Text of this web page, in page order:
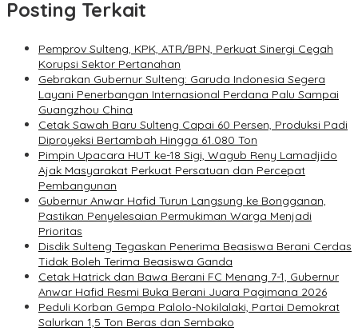
Posting Terkait
Pemprov Sulteng, KPK, ATR/BPN, Perkuat Sinergi Cegah
Korupsi Sektor Pertanahan
Gebrakan Gubernur Sulteng: Garuda Indonesia Segera
Layani Penerbangan Internasional Perdana Palu Sampai
Guangzhou China
Cetak Sawah Baru Sulteng Capai 60 Persen, Produksi Padi
Diproyeksi Bertambah Hingga 61.080 Ton
Pimpin Upacara HUT ke-18 Sigi, Wagub Reny Lamadjido
Ajak Masyarakat Perkuat Persatuan dan Percepat
Pembangunan
Gubernur Anwar Hafid Turun Langsung ke Bongganan,
Pastikan Penyelesaian Permukiman Warga Menjadi
Prioritas
Disdik Sulteng Tegaskan Penerima Beasiswa Berani Cerdas
Tidak Boleh Terima Beasiswa Ganda
Cetak Hatrick dan Bawa Berani FC Menang 7-1, Gubernur
Anwar Hafid Resmi Buka Berani Juara Pagimana 2026
Peduli Korban Gempa Palolo-Nokilalaki, Partai Demokrat
Salurkan 1,5 Ton Beras dan Sembako